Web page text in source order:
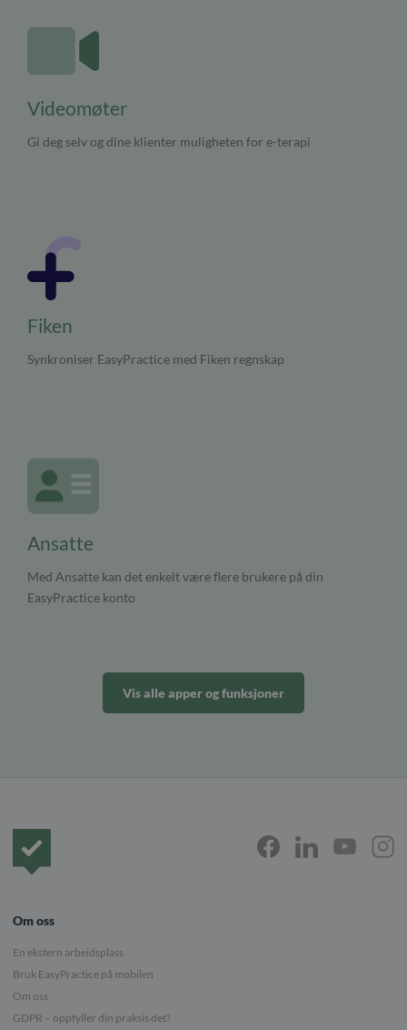
Videomøter
Gi deg selv og dine klienter muligheten for e-terapi
Fiken
Synkroniser EasyPractice med Fiken regnskap
Ansatte
Med Ansatte kan det enkelt være flere brukere på din
EasyPractice konto
Vis alle apper og funksjoner
Om oss
En ekstern arbeidsplass
Bruk EasyPractice på mobilen
Om oss
GDPR – oppfyller din praksis det?